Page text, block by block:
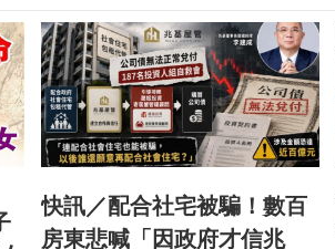
快訊／配合社宅被騙！數百
房東悲喊「因政府才信兆